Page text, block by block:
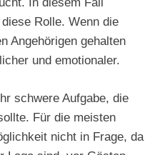
Rolle. Wenn die
Angehörigen gehalten
und emotionaler.
schwere Aufgabe, die
Für die meisten
nicht in Frage, da